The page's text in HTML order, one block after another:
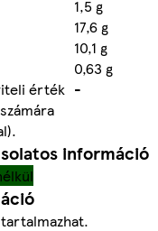
1,5 g
17,6 g
10,1 g
0,63 g
érték -
információ